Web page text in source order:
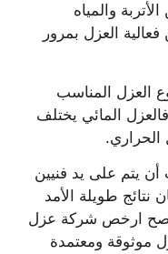
والمياه
العزل بمرور
العزل المناسب
المائي يختلف
الحراري.
أن يتم على يد فنيين
طويلة الأمد
تنصح ارخص شركة عزل
موثوقة ومعتمدة